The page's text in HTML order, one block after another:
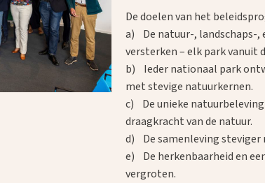
De doelen van het
a) De natuur-, landschaps-
versterken – elk park vanuit
b) Ieder nationaal park
met stevige natuurkernen.
c) De unieke
draagkracht van de natuur.
d) De samenleving steviger
e) De herkenbaarheid en
vergroten.